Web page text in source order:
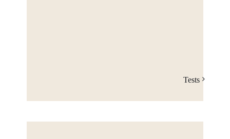
Tests